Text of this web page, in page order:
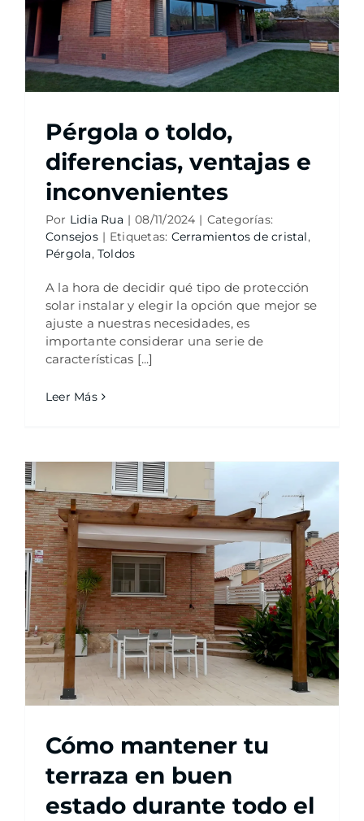
Pérgola o toldo,
diferencias, ventajas e
inconvenientes
Por Lidia Rua | 08/11/2024 | Categorías:
Consejos | Etiquetas: Cerramientos de cristal,
Pérgola,Toldos
A la hora de decidir qué tipo de protección
solar instalar y elegir la opción que mejor se
ajuste a nuestras necesidades, es
importante considerar una serie de
características [...]
Leer Más
Cómo mantener tu
terraza en buen
estado durante todo el